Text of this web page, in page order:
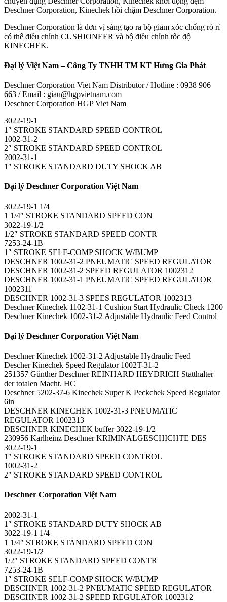
Deschner Corporation, Kinechek hồi chậm Deschner Corporation.
Deschner Corporation là đơn vị sáng tạo ra bộ giảm xóc chống rò rỉ
có thể điều chỉnh CUSHIONEER và bộ điều chỉnh tốc độ
KINECHEK.
Đại lý Việt Nam – Công Ty TNHH TM KT Hưng Gia Phát
Deschner Corporation Viet Nam Distributor / Hotline : 0938 906
663 / Email : giau@hgpvietnam.com
Deschner Corporation HGP Viet Nam
3022-19-1
1″ STROKE STANDARD SPEED CONTROL
1002-31-2
2″ STROKE STANDARD SPEED CONTROL
2002-31-1
1″ STROKE STANDARD DUTY SHOCK AB
Đại lý Deschner Corporation Việt Nam
3022-19-1 1/4
1 1/4″ STROKE STANDARD SPEED CON
3022-19-1/2
1/2″ STROKE STANDARD SPEED CONTR
7253-24-1B
1″ STROKE SELF-COMP SHOCK W/BUMP
DESCHNER 1002-31-2 PNEUMATIC SPEED REGULATOR
DESCHNER 1002-31-2 SPEED REGULATOR 1002312
DESCHNER 1002-31-1 PNEUMATIC SPEED REGULATOR
1002311
DESCHNER 1002-31-3 SPEES REGULATOR 1002313
Deschner Kinechek 1102-31-1 Cushion Start Hydraulic Check 1200
Deschner Kinechek 1002-31-2 Adjustable Hydraulic Feed Control
Đại lý Deschner Corporation Việt Nam
Deschner Kinechek 1002-31-2 Adjustable Hydraulic Feed
Descher Kinechek Speed Regulator 1002T-31-2
251357 Günther Deschner REINHARD HEYDRICH Statthalter
der totalen Macht. HC
Deschner 5202-37-6 Kinechek Super K Peckchek Speed Regulator
6in
DESCHNER KINECHEK 1002-31-3 PNEUMATIC
REGULATOR 1002313
DESCHNER KINECHEK buffer 3022-19-1/2
230956 Karlheinz Deschner KRIMINALGESCHICHTE DES
3022-19-1
1″ STROKE STANDARD SPEED CONTROL
1002-31-2
2″ STROKE STANDARD SPEED CONTROL
Deschner Corporation Việt Nam
2002-31-1
1″ STROKE STANDARD DUTY SHOCK AB
3022-19-1 1/4
1 1/4″ STROKE STANDARD SPEED CON
3022-19-1/2
1/2″ STROKE STANDARD SPEED CONTR
7253-24-1B
1″ STROKE SELF-COMP SHOCK W/BUMP
DESCHNER 1002-31-2 PNEUMATIC SPEED REGULATOR
DESCHNER 1002-31-2 SPEED REGULATOR 1002312